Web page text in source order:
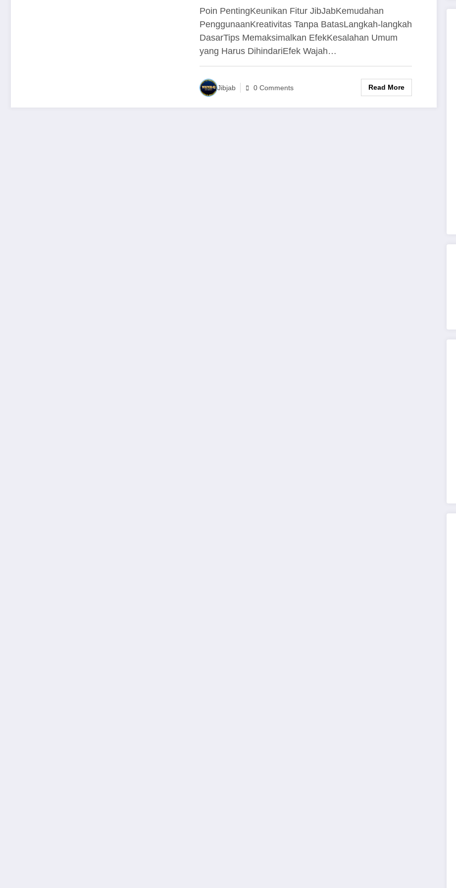
Poin PentingKeunikan Fitur JibJabKemudahan
PenggunaanKreativitas Tanpa BatasLangkah-langkah
DasarTips Memaksimalkan EfekKesalahan Umum
yang Harus DihindariEfek Wajah…
Jibjab 0 Comments Read More